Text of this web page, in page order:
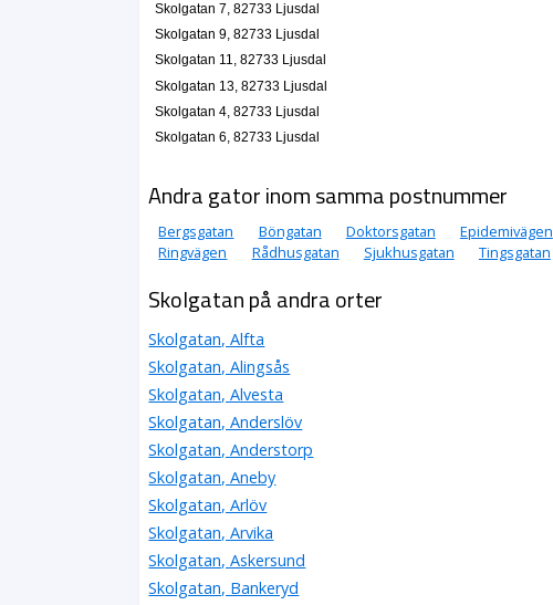
Skolgatan 7, 82733 Ljusdal
Skolgatan 9, 82733 Ljusdal
Skolgatan 11, 82733 Ljusdal
Skolgatan 13, 82733 Ljusdal
Skolgatan 4, 82733 Ljusdal
Skolgatan 6, 82733 Ljusdal
Andra gator inom samma postnummer
Bergsgatan Böngatan Doktorsgatan Epidemivägen
Ringvägen
Rådhusgatan Sjukhusgatan Tingsgatan
Skolgatan på andra orter
Skolgatan, Alfta
Skolgatan, Alingsås
Skolgatan, Alvesta
Skolgatan, Anderslöv
Skolgatan, Anderstorp
Skolgatan, Aneby
Skolgatan, Arlöv
Skolgatan, Arvika
Skolgatan, Askersund
Skolgatan, Bankeryd